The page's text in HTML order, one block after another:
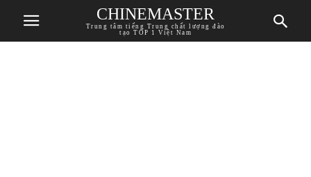
CHINEMASTER
Trung tâm tiếng Trung chất lượng đào
tạo TOP 1 Việt Nam